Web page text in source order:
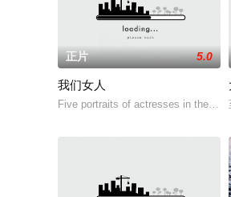
正片 5.0
我们女人
Five portraits of actresses in their